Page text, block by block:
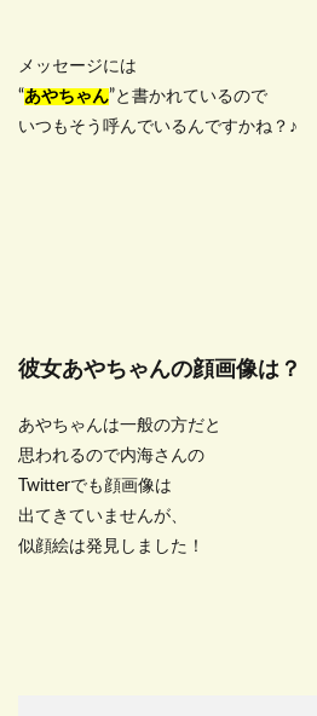
メッセージには
“あやちゃん”と書かれているので
いつもそう呼んでいるんですかね？♪
彼女あやちゃんの顔画像は？
あやちゃんは一般の方だと
思われるので内海さんの
Twitterでも顔画像は
出てきていませんが、
似顔絵は発見しました！